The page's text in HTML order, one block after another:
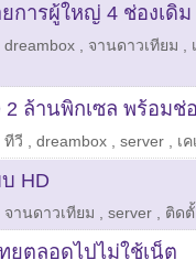
การผู้ใหญ่ 4 ช่องเดิม
dreambox จานดาวเทียม
ล้านพิกเซล พร้อมช่
ทีวี dreambox server เ
HD
จานดาวเทียม server ติด
ยตลอดไปไม่ใช้เน็ต